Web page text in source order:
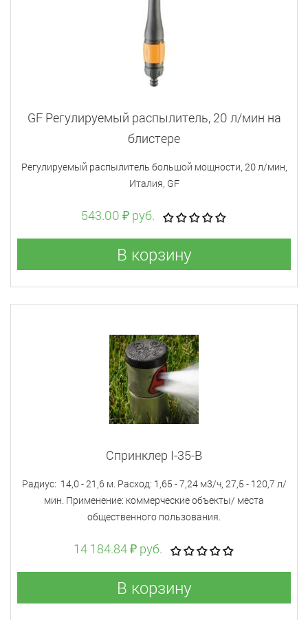
GF Регулируемый распылитель, 20 л/мин на
блистере
Регулируемый распылитель большой мощности, 20 л/мин,
Италия, GF
543.00 ₽ руб.
В корзину
Спринклер I-35-В
Радиус: 14,0 - 21,6 м. Расход: 1,65 - 7,24 м3/ч, 27,5 - 120,7 л/
мин. Применение: коммерческие объекты/ места
общественного пользования.
14 184.84 ₽ руб.
В корзину